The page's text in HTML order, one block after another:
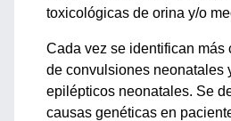
toxicológicas de orina y/o
Cada vez se identifican más
de convulsiones neonatales
epilépticos neonatales. Se
causas genéticas en